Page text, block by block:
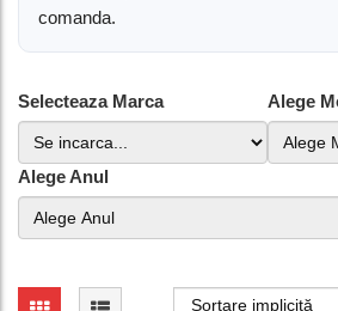
comanda.
Selecteaza Marca Alege
Alege Anul